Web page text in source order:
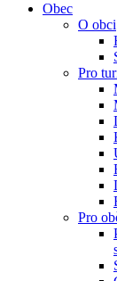
Obec
O obci
Pro
Pro